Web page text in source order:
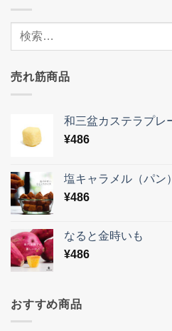
売れ筋商品
和三盆カステラプレ
¥486
塩キャラメル（パン）
¥486
なると金時いも
¥486
おすすめ商品